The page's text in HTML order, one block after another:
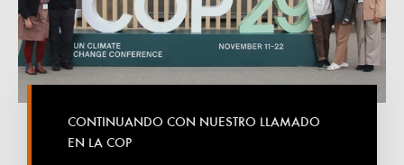
CONTINUANDO CON NUESTRO LLAMADO
EN LA COP